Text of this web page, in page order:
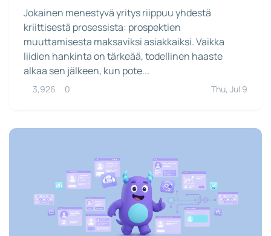
Jokainen menestyvä yritys riippuu yhdestä
kriittisestä prosessista: prospektien
muuttamisesta maksaviksi asiakkaiksi. Vaikka
liidien hankinta on tärkeää, todellinen haaste
alkaa sen jälkeen, kun pote...
3,926 0 Thu, Jul 9